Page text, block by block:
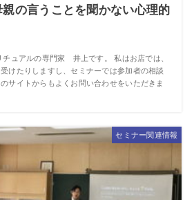
の言うことを聞かない心理的
ュアルの専門家 井上です。 私はお店では、
けたりしますし、セミナーでは参加者の相談
サイトからもよくお問い合わせをいただきま
セミナー関連情報